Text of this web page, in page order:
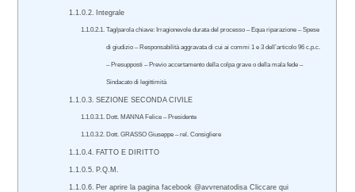
Integrale
Tag/parola chiave: Irragionevole durata del processo – Equa riparazione – Spese
di giudizio – Responsabilità aggravata di cui ai commi 1 e 3 dell’articolo 96 c.p.c.
– Presupposti – Previo accertamento della colpa grave o della mala fede –
Sindacato di legittimità
SEZIONE SECONDA CIVILE
Dott. MANNA Felice – Presidente
Dott. GRASSO Giuseppe – rel. Consigliere
FATTO E DIRITTO
P.Q.M.
Per aprire la pagina facebook @avvrenatodisa Cliccare qui